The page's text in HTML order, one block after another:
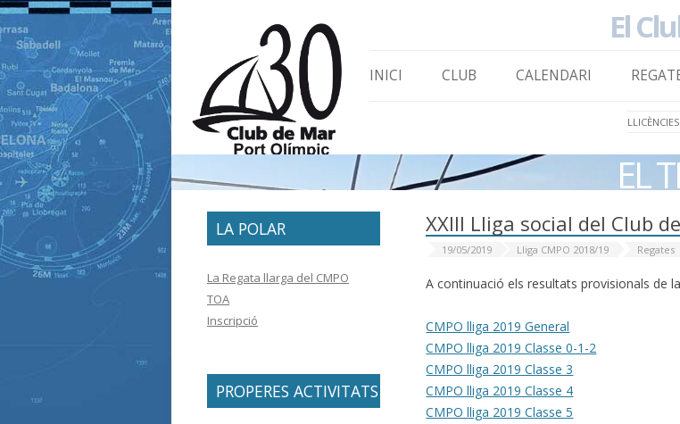
El
INICI CLUB CALENDARI
EL
XXIII Lliga social del Club
19/05/2019 Lliga CMPO 2018/19 Regates
A continuació els resultats provisionals de
CMPO lliga 2019 General
CMPO lliga 2019 Classe 0-1-2
CMPO lliga 2019 Classe 3
CMPO lliga 2019 Classe 4
CMPO lliga 2019 Classe 5
LA POLAR
La Regata llarga del CMPO
TOA
Inscripció
PROPERES ACTIVITATS